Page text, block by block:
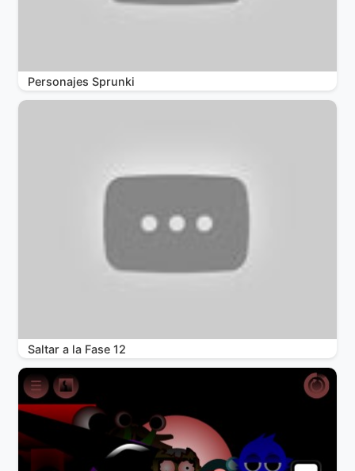
Personajes Sprunki
Saltar a la Fase 12